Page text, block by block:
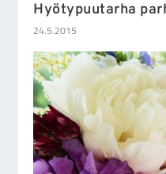
Hyötypuutarha
24.5.2015